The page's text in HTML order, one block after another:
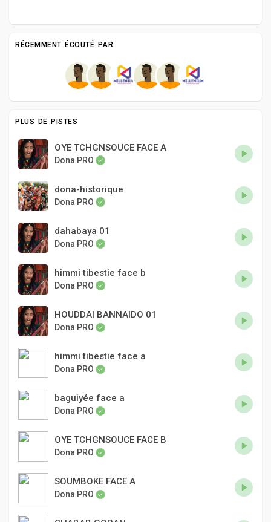
RÉCEMMENT ÉCOUTÉ PAR
PLUS DE PISTES
OYE TCHGNSOUCE FACE A
Dona PRO
dona-historique
Dona PRO
dahabaya 01
Dona PRO
himmi tibestie face b
Dona PRO
HOUDDAI BANNAIDO 01
Dona PRO
himmi tibestie face a
Dona PRO
baguiyée face a
Dona PRO
OYE TCHGNSOUCE FACE B
Dona PRO
SOUMBOKE FACE A
Dona PRO